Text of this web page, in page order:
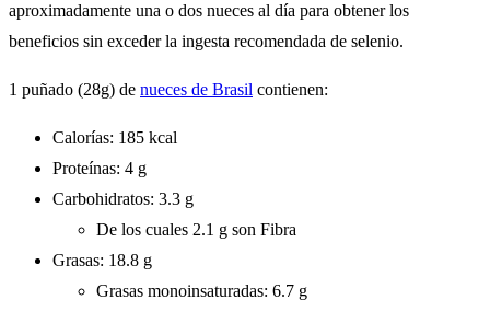
aproximadamente una o dos nueces al día para obtener los
beneficios sin exceder la ingesta recomendada de selenio.
1 puñado (28g) de nueces de Brasil contienen:
Calorías: 185 kcal
Proteínas: 4 g
Carbohidratos: 3.3 g
De los cuales 2.1 g son Fibra
Grasas: 18.8 g
Grasas monoinsaturadas: 6.7 g